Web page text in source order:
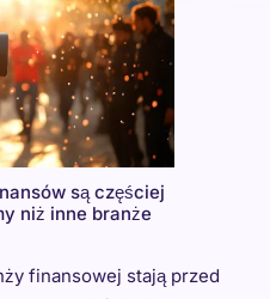
są częściej
niż inne branże
finansowej stają przed